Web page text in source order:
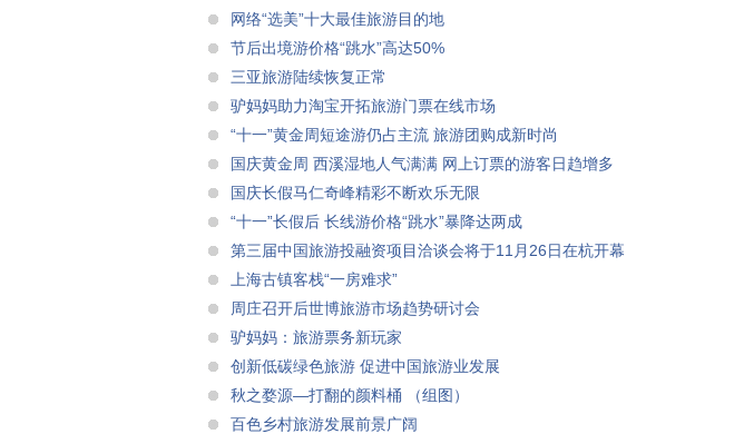
网络“选美”十大最佳旅游目的地
节后出境游价格“跳水”高达50%
三亚旅游陆续恢复正常
驴妈妈助力淘宝开拓旅游门票在线市场
“十一”黄金周短途游仍占主流 旅游团购成新时尚
国庆黄金周 西溪湿地人气满满 网上订票的游客日趋增多
国庆长假马仁奇峰精彩不断欢乐无限
“十一”长假后 长线游价格“跳水”暴降达两成
第三届中国旅游投融资项目洽谈会将于11月26日在杭开幕
上海古镇客栈“一房难求”
周庄召开后世博旅游市场趋势研讨会
驴妈妈：旅游票务新玩家
创新低碳绿色旅游 促进中国旅游业发展
秋之婺源―打翻的颜料桶 （组图）
百色乡村旅游发展前景广阔